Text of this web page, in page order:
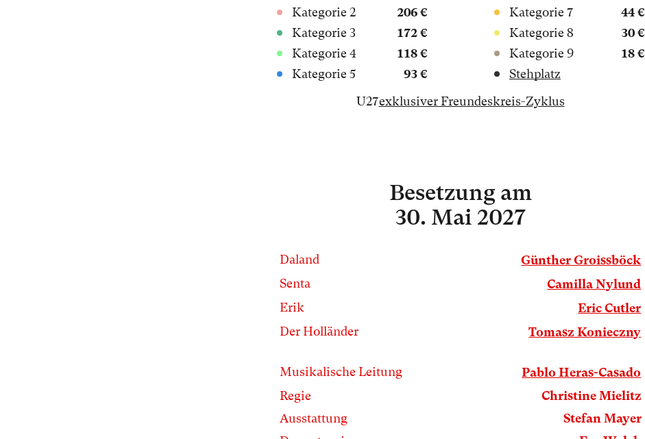
Kategorie 2
206 €
Kategorie 3
172 €
Kategorie 4
118 €
Kategorie 5
93 €
Kategorie 7
44 €
Kategorie 8
30 €
Kategorie 9
18 €
Stehplatz
U27exklusiver Freundeskreis-Zyklus
Besetzung am
30. Mai 2027
Daland
Günther Groissböck
Senta
Camilla Nylund
Erik
Eric Cutler
Der Holländer
Tomasz Konieczny
Musikalische Leitung
Pablo Heras-Casado
Regie
Christine Mielitz
Ausstattung
Stefan Mayer